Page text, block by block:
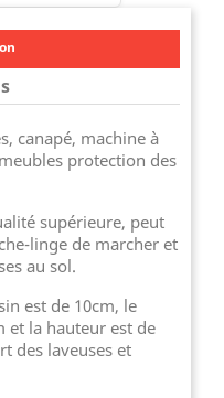
canapé, machine à
protection des
supérieure, peut
linge de marcher et
au sol.
est de 10cm, le
et la hauteur est de
des laveuses et